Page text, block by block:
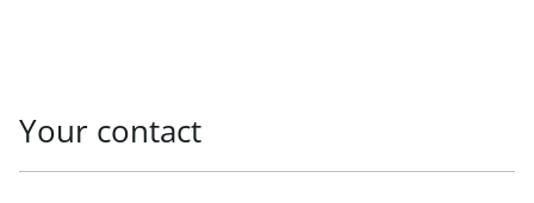
Your contact